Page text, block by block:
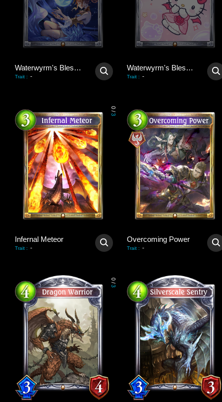
Waterwyrm's Blessing
Trait : -
Waterwyrm's Blessing
Trait : -
0
/
3
Infernal Meteor
Trait : -
Overcoming Power
Trait : -
0
/
3